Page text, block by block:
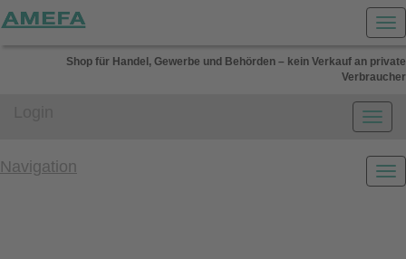
Shop für Handel, Gewerbe und Behörden – kein Verkauf an private
Verbraucher
Navigation